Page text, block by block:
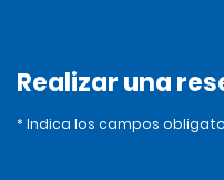
Realizar una
* Indica los campos